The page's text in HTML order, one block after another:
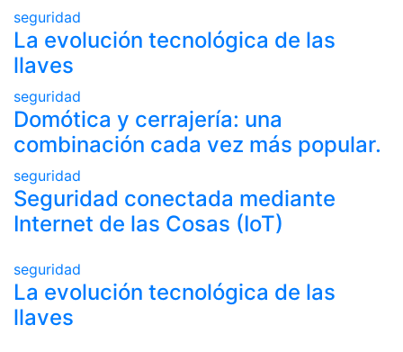
seguridad
La evolución tecnológica de las
llaves
seguridad
Domótica y cerrajería: una
combinación cada vez más popular.
seguridad
Seguridad conectada mediante
Internet de las Cosas (IoT)
seguridad
La evolución tecnológica de las
llaves